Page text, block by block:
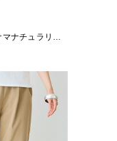
マナチュラリネ
ーパードパン